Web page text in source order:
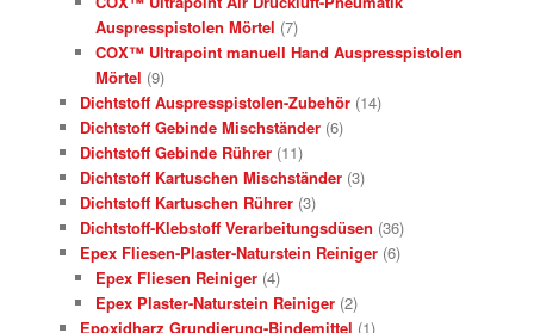
Auspresspistolen Mörtel (7)
COX™ Ultrapoint manuell Hand Auspresspistolen
Mörtel (9)
Dichtstoff Auspresspistolen-Zubehör (14)
Dichtstoff Gebinde Mischständer (6)
Dichtstoff Gebinde Rührer (11)
Dichtstoff Kartuschen Mischständer (3)
Dichtstoff Kartuschen Rührer (3)
Dichtstoff-Klebstoff Verarbeitungsdüsen (36)
Epex Fliesen-Plaster-Naturstein Reiniger (6)
Epex Fliesen Reiniger (4)
Epex Plaster-Naturstein Reiniger (2)
Epoxidharz Grundierung-Bindemittel (1)